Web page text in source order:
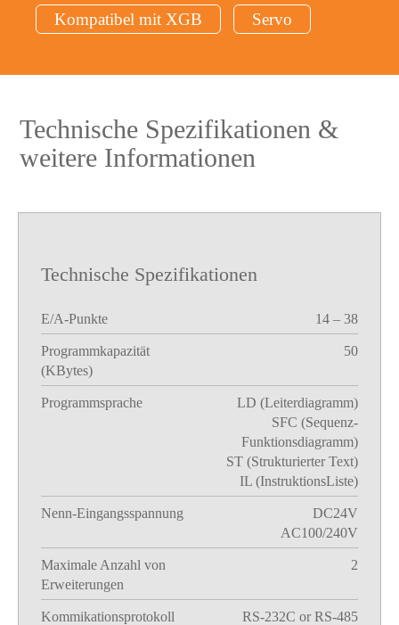
Kompatibel mit XGB Servo
Technische Spezifikationen &
weitere Informationen
Technische Spezifikationen
E/A-Punkte 14 – 38
Programmkapazität
(KBytes)
50
Programmsprache
LD (Leiterdiagramm)
SFC (Sequenz-
Funktionsdiagramm)
ST (Strukturierter Text)
IL (InstruktionsListe)
Nenn-Eingangsspannung
DC24V
AC100/240V
Maximale Anzahl von
Erweiterungen
2
Kommikationsprotokoll RS-232C or RS-485